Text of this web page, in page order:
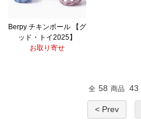
Berpy チキンボール 【グ
ッド・トイ2025】
お取り寄せ
全 58 商品 43
< Prev